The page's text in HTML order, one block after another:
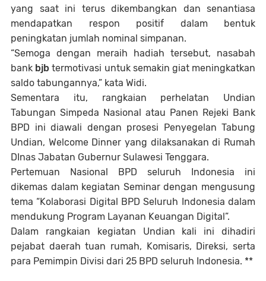
yang saat ini terus dikembangkan dan senantiasa
mendapatkan respon positif dalam bentuk
peningkatan jumlah nominal simpanan.
“Semoga dengan meraih hadiah tersebut, nasabah
bank bjb termotivasi untuk semakin giat meningkatkan
saldo tabungannya,” kata Widi.
Sementara itu, rangkaian perhelatan Undian
Tabungan Simpeda Nasional atau Panen Rejeki Bank
BPD ini diawali dengan prosesi Penyegelan Tabung
Undian, Welcome Dinner yang dilaksanakan di Rumah
DInas Jabatan Gubernur Sulawesi Tenggara.
Pertemuan Nasional BPD seluruh Indonesia ini
dikemas dalam kegiatan Seminar dengan mengusung
tema “Kolaborasi Digital BPD Seluruh Indonesia dalam
mendukung Program Layanan Keuangan Digital”.
Dalam rangkaian kegiatan Undian kali ini dihadiri
pejabat daerah tuan rumah, Komisaris, Direksi, serta
para Pemimpin Divisi dari 25 BPD seluruh Indonesia. **